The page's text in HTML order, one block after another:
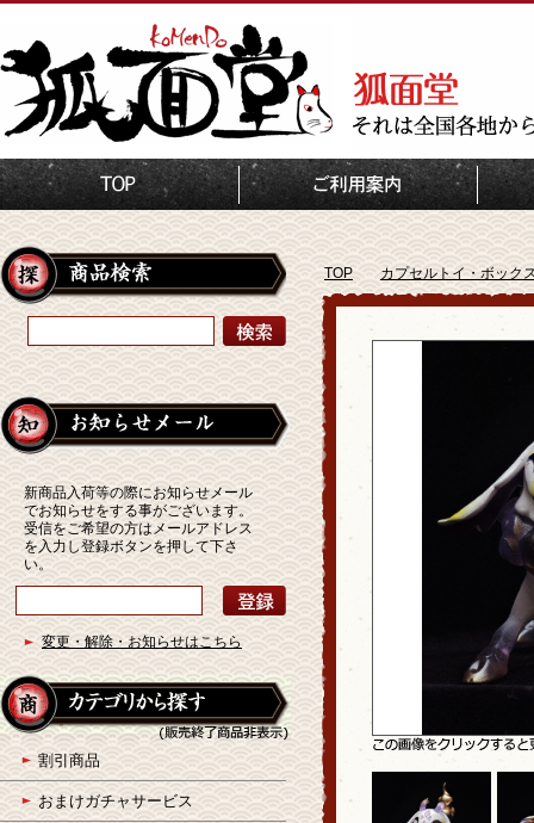
TOP カプセルトイ・ボック
新商品入荷等の際にお知らせメール
でお知らせをする事がございます。
受信をご希望の方はメールアドレス
を入力し登録ボタンを押して下さ
い。
変更・解除・お知らせはこちら
割引商品
おまけガチャサービス